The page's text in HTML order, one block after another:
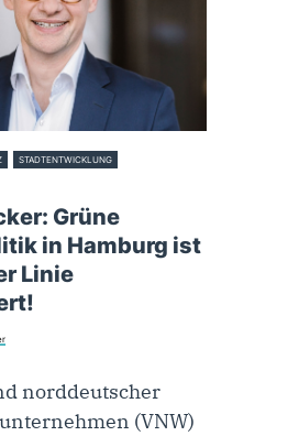
STADTENTWICKLUNG
Grüne
in Hamburg ist
Linie
norddeutscher
(VNW)